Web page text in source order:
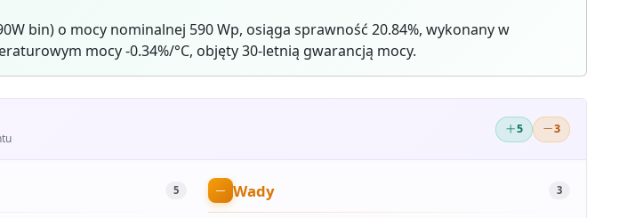
bin) o mocy nominalnej 590 Wp, osiąga sprawność 20.84%, wykonany w
mocy -0.34%/°C, objęty 30-letnią gwarancją mocy.
5 3
5 Wady 3